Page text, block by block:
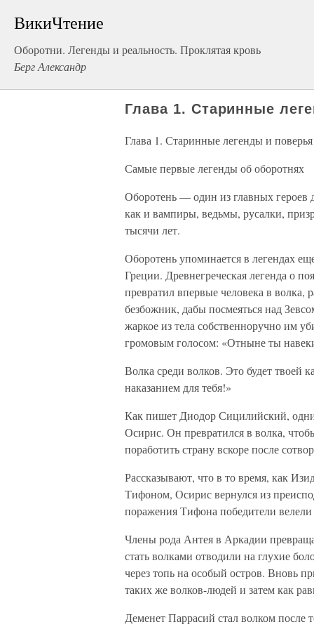
ВикиЧтение
Оборотни. Легенды и реальность. Проклятая кровь
Берг Александр
Глава 1. Старинные
Глава 1. Старинные легенды и
Самые первые легенды об оборотнях
Оборотень — один из главных героев
как и вампиры, ведьмы, русалки,
тысячи лет.
Оборотень упоминается в легендах
Греции. Древнегреческая легенда о
превратил впервые человека в волка,
безбожник, дабы посмеяться над
жаркое из тела собственноручно им
громовым голосом: «Отныне ты
Волка среди волков. Это будет
наказанием для тебя!»
Как пишет Диодор Сицилийский,
Осирис. Он превратился в волка,
поработить страну вскоре после
Рассказывают, что в то время, как
Тифоном, Осирис вернулся из
поражения Тифона победители
Члены рода Антея в Аркадии
стать волками отводили на глухие
через топь на особый остров. Вновь
таких же волков-людей и затем как
Деменет Паррасий стал волком после